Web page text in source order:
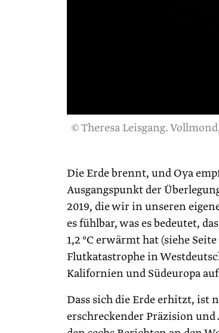
© Theresa Leisgang.
Die Erde brennt, und Oya
Ausgangspunkt der
2019, die wir in unseren
es fühlbar, was es bedeutet,
1,2 °C erwärmt hat (siehe
Flutkatastrophe in
Kalifornien und Südeuropa
Dass sich die Erde erhitzt, ist
erschreckender Präzision